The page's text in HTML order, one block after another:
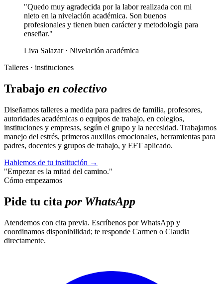
"Quedo muy agradecida por la labor realizada con mi
nieto en la nivelación académica. Son buenos
profesionales y tienen buen carácter y metodología para
enseñar."
Liva Salazar · Nivelación académica
Talleres · instituciones
Trabajo en colectivo
Diseñamos talleres a medida para padres de familia, profesores,
autoridades académicas o equipos de trabajo, en colegios,
instituciones y empresas, según el grupo y la necesidad. Trabajamos
manejo del estrés, primeros auxilios emocionales, herramientas para
padres, docentes y grupos de trabajo, y EFT aplicado.
Hablemos de tu institución →
"Empezar es la mitad del camino."
Cómo empezamos
Pide tu cita por WhatsApp
Atendemos con cita previa. Escríbenos por WhatsApp y
coordinamos disponibilidad; te responde Carmen o Claudia
directamente.